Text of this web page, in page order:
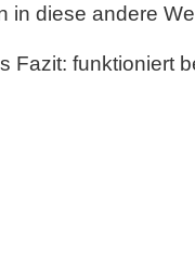
in diese andere
Fazit: funktioniert